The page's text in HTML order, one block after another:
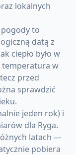
lokalnych
to
datą z
ciepło było w
temperatura w
przed
sprawdzić
jeden rok) i
dla Ryga.
latach —
pobiera